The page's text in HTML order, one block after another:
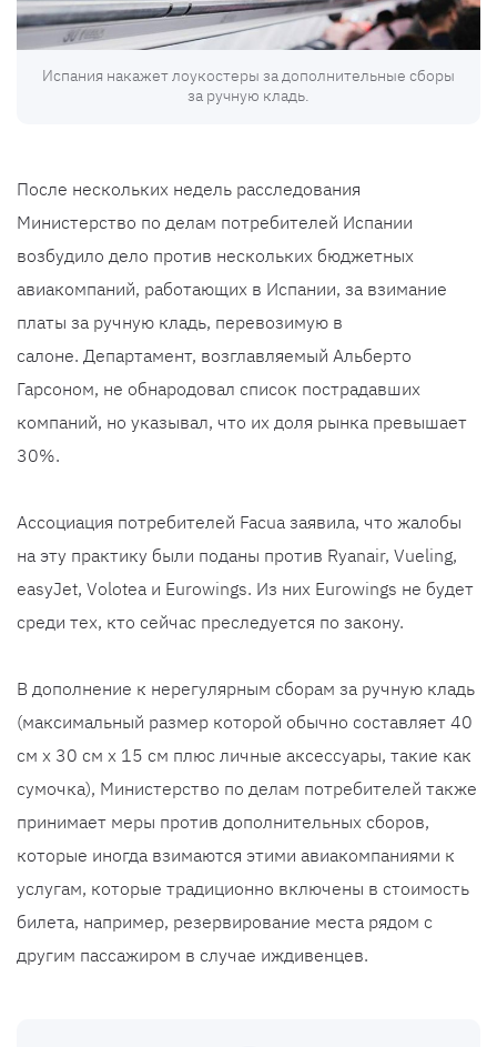
Испания накажет лоукостеры за дополнительные сборы
за ручную кладь.
После нескольких недель расследования
Министерство по делам потребителей Испании
возбудило дело против нескольких бюджетных
авиакомпаний, работающих в Испании, за взимание
платы за ручную кладь, перевозимую в
салоне. Департамент, возглавляемый Альберто
Гарсоном, не обнародовал список пострадавших
компаний, но указывал, что их доля рынка превышает
30%.
Ассоциация потребителей Facua заявила, что жалобы
на эту практику были поданы против Ryanair, Vueling,
easyJet, Volotea и Eurowings. Из них Eurowings не будет
среди тех, кто сейчас преследуется по закону.
В дополнение к нерегулярным сборам за ручную кладь
(максимальный размер которой обычно составляет 40
см x 30 см x 15 см плюс личные аксессуары, такие как
сумочка), Министерство по делам потребителей также
принимает меры против дополнительных сборов,
которые иногда взимаются этими авиакомпаниями к
услугам, которые традиционно включены в стоимость
билета, например, резервирование места рядом с
другим пассажиром в случае иждивенцев.